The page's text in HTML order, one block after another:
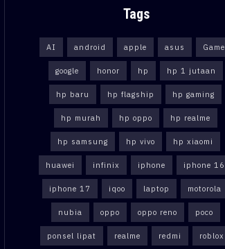
Tags
AI android apple asus Game
google honor hp hp 1 jutaan
hp baru hp flagship hp gaming
hp murah hp oppo hp realme
hp samsung hp vivo hp xiaomi
huawei infinix iphone iphone 16
iphone 17 iqoo laptop motorola
nubia oppo oppo reno poco
ponsel lipat realme redmi roblox